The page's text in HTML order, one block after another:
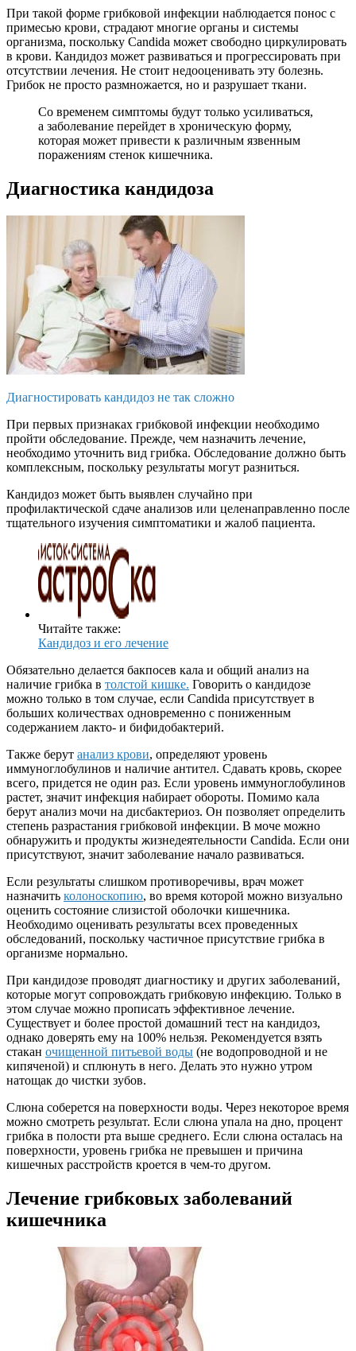
При такой форме грибковой инфекции наблюдается понос с
примесью крови, страдают многие органы и системы
организма, поскольку Candida может свободно циркулировать
в крови. Кандидоз может развиваться и прогрессировать при
отсутствии лечения. Не стоит недооценивать эту болезнь.
Грибок не просто размножается, но и разрушает ткани.
Со временем симптомы будут только усиливаться,
а заболевание перейдет в хроническую форму,
которая может привести к различным язвенным
поражениям стенок кишечника.
Диагностика кандидоза
Диагностировать кандидоз не так сложно
При первых признаках грибковой инфекции необходимо
пройти обследование. Прежде, чем назначить лечение,
необходимо уточнить вид грибка. Обследование должно быть
комплексным, поскольку результаты могут разниться.
Кандидоз может быть выявлен случайно при
профилактической сдаче анализов или целенаправленно после
тщательного изучения симптоматики и жалоб пациента.
Читайте также:
Кандидоз и его лечение
Обязательно делается бакпосев кала и общий анализ на
наличие грибка в толстой кишке. Говорить о кандидозе
можно только в том случае, если Candida присутствует в
больших количествах одновременно с пониженным
содержанием лакто- и бифидобактерий.
Также берут анализ крови, определяют уровень
иммуноглобулинов и наличие антител. Сдавать кровь, скорее
всего, придется не один раз. Если уровень иммуноглобулинов
растет, значит инфекция набирает обороты. Помимо кала
берут анализ мочи на дисбактериоз. Он позволяет определить
степень разрастания грибковой инфекции. В моче можно
обнаружить и продукты жизнедеятельности Candida. Если они
присутствуют, значит заболевание начало развиваться.
Если результаты слишком противоречивы, врач может
назначить колоноскопию, во время которой можно визуально
оценить состояние слизистой оболочки кишечника.
Необходимо оценивать результаты всех проведенных
обследований, поскольку частичное присутствие грибка в
организме нормально.
При кандидозе проводят диагностику и других заболеваний,
которые могут сопровождать грибковую инфекцию. Только в
этом случае можно прописать эффективное лечение.
Существует и более простой домашний тест на кандидоз,
однако доверять ему на 100% нельзя. Рекомендуется взять
стакан очищенной питьевой воды (не водопроводной и не
кипяченой) и сплюнуть в него. Делать это нужно утром
натощак до чистки зубов.
Слюна соберется на поверхности воды. Через некоторое время
можно смотреть результат. Если слюна упала на дно, процент
грибка в полости рта выше среднего. Если слюна осталась на
поверхности, уровень грибка не превышен и причина
кишечных расстройств кроется в чем-то другом.
Лечение грибковых заболеваний
кишечника